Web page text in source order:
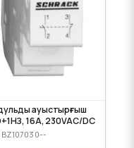
ауыстырғыш
16А, 230VAC/DC
BZ107030--